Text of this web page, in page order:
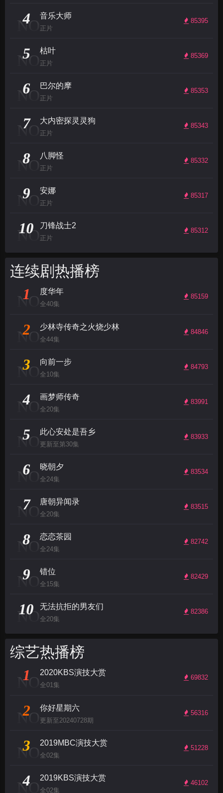
NO
4 85395
音乐大师
正片
NO
5 85369
枯叶
正片
NO
6 85353
巴尔的摩
正片
NO
7 85343
大内密探灵灵狗
正片
NO
8 85332
八脚怪
正片
NO
9 85317
安娜
正片
NO
10 85312
刀锋战士2
正片
连续剧热播榜
NO
1 85159
度华年
全40集
NO
2 84846
少林寺传奇之火烧少林
全44集
NO
3 84793
向前一步
全10集
NO
4 83991
画梦师传奇
全20集
NO
5 83933
此心安处是吾乡
更新至第30集
NO
6 83534
晓朝夕
全24集
NO
7 83515
唐朝异闻录
全20集
NO
8 82742
恋恋茶园
全24集
NO
9 82429
错位
全15集
NO
10 82386
无法抗拒的男友们
全20集
综艺热播榜
NO
1 69832
2020KBS演技大赏
全01集
NO
2 56316
你好星期六
更新至20240728期
NO
3 51228
2019MBC演技大赏
全02集
NO
4 46102
2019KBS演技大赏
全02集